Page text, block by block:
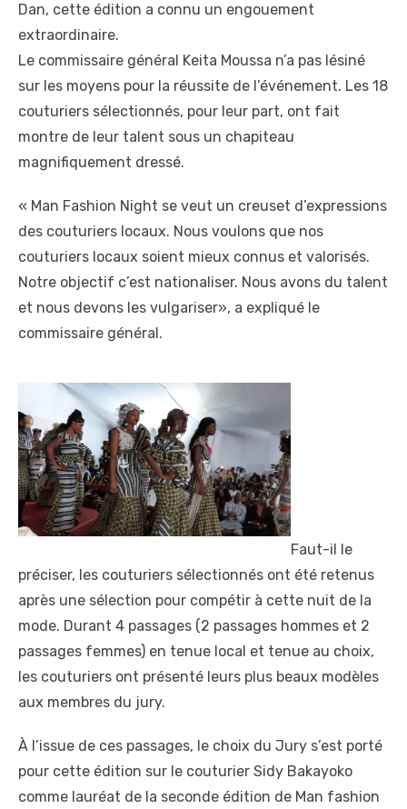
Dan, cette édition a connu un engouement
extraordinaire.
Le commissaire général Keita Moussa n’a pas lésiné
sur les moyens pour la réussite de l’événement. Les 18
couturiers sélectionnés, pour leur part, ont fait
montre de leur talent sous un chapiteau
magnifiquement dressé.
« Man Fashion Night se veut un creuset d’expressions
des couturiers locaux. Nous voulons que nos
couturiers locaux soient mieux connus et valorisés.
Notre objectif c’est nationaliser. Nous avons du talent
et nous devons les vulgariser», a expliqué le
commissaire général.
Faut-il le
préciser, les couturiers sélectionnés ont été retenus
après une sélection pour compétir à cette nuit de la
mode. Durant 4 passages (2 passages hommes et 2
passages femmes) en tenue local et tenue au choix,
les couturiers ont présenté leurs plus beaux modèles
aux membres du jury.
À l’issue de ces passages, le choix du Jury s’est porté
pour cette édition sur le couturier Sidy Bakayoko
comme lauréat de la seconde édition de Man fashion